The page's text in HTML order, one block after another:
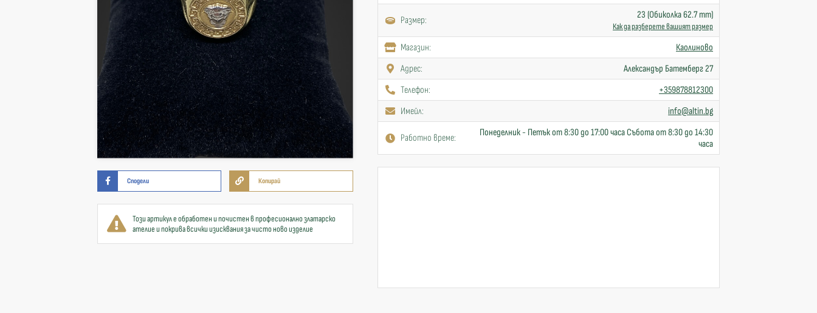
Сподели Копирай
Този артикул е обработен и почистен в професионално златарско
ателие и покрива всички изисквания за чисто ново изделие
Размер: 23 (Обиколка 62.7 mm)
Как да разберете вашият размер
Mагазин:
Каолиново
Адрес:
Александър Батемберг 27
Телефон:
+359878812300
Имейл:
info@altin.bg
Работно време:
Понеделник - Петък от 8:30 до 17:00 часа Събота от 8:30 до 14:30
часа